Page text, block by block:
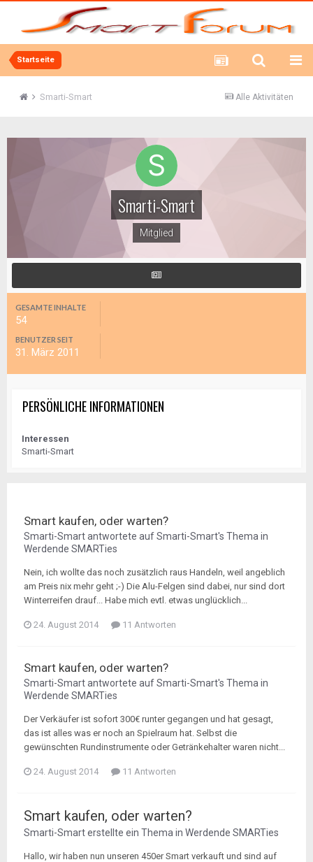
Startseite
Alle Aktivitäten
Smarti-Smart
Smarti-Smart
Mitglied
GESAMTE INHALTE
54
BENUTZER SEIT
31. März 2011
PERSÖNLICHE INFORMATIONEN
Interessen
Smarti-Smart
Smart kaufen, oder warten?
Smarti-Smartantwortete aufSmarti-Smart's Thema in
Werdende SMARTies
Nein, ich wollte das noch zusätzlich raus Handeln, weil angeblich
am Preis nix mehr geht ;-) Die Alu-Felgen sind dabei, nur sind dort
Winterreifen drauf... Habe mich evtl. etwas unglücklich...
24. August 2014 11 Antworten
Smart kaufen, oder warten?
Smarti-Smartantwortete aufSmarti-Smart's Thema in
Werdende SMARTies
Der Verkäufer ist sofort 300€ runter gegangen und hat gesagt,
das ist alles was er noch an Spielraum hat. Selbst die
gewünschten Rundinstrumente oder Getränkehalter waren nicht...
24. August 2014 11 Antworten
Smart kaufen, oder warten?
Smarti-Smarterstellte ein Thema in Werdende SMARTies
Hallo, wir haben nun unseren 450er Smart verkauft und sind auf